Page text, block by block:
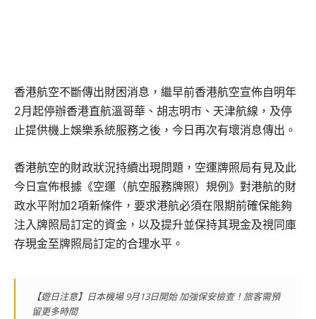
香港航空不斷傳出財困消息，繼早前香港航空宣佈自明年
2月起停辦香港直航溫哥華、胡志明市、天津航線，及停
止提供機上娛樂系統服務之後，今日再次有壞消息傳出。
香港航空的財政狀況持續出現問題，空運牌照局有見及此
今日宣佈根據《空運（航空服務牌照）規例》對港航的財
政水平附加2項新條件，要求港航必須在限期前確保能夠
注入牌照局訂定的資金，以及提升並保持其現金及視同庫
存現金至牌照局訂定的合理水平。
【遊日注意】日本機場 9月13日開始 加強保安檢查！旅客需預
留更多時間